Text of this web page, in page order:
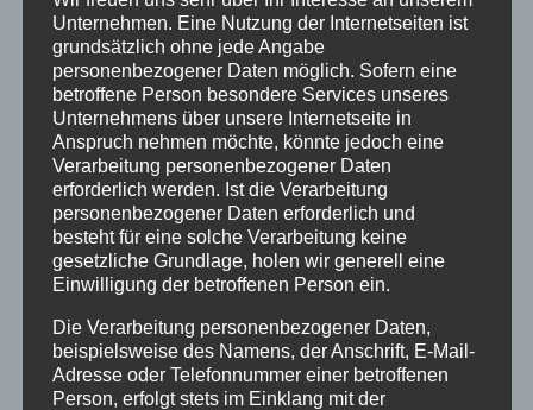
Januar 2021
Juli 2020
März 2018
Dezember 2017
März 2017
November 2016
August 2016
Juli 2016
Juni 2016
Unternehmen. Eine Nutzung der Internetseiten ist
grundsätzlich ohne jede Angabe
personenbezogener Daten möglich. Sofern eine
betroffene Person besondere Services unseres
Unternehmens über unsere Internetseite in
Anspruch nehmen möchte, könnte jedoch eine
Verarbeitung personenbezogener Daten
erforderlich werden. Ist die Verarbeitung
personenbezogener Daten erforderlich und
besteht für eine solche Verarbeitung keine
gesetzliche Grundlage, holen wir generell eine
Einwilligung der betroffenen Person ein.
Die Verarbeitung personenbezogener Daten,
beispielsweise des Namens, der Anschrift, E-Mail-
Adresse oder Telefonnummer einer betroffenen
Person, erfolgt stets im Einklang mit der